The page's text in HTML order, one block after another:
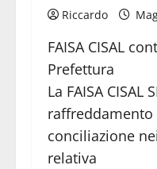
Riccardo
FAISA CISAL
Prefettura
La FAISA
raffreddamento
conciliazione
relativa